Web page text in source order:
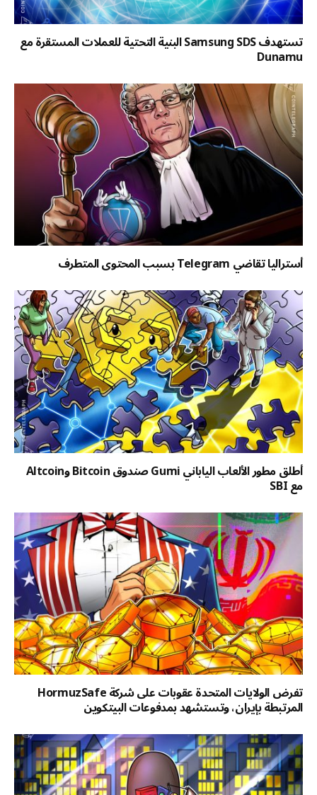
تستهدف Samsung SDS البنية التحتية للعملات المستقرة مع
Dunamu
أستراليا تقاضي Telegram بسبب المحتوى المتطرف
أطلق مطور الألعاب الياباني Gumi صندوق Bitcoin وAltcoin
مع SBI
تفرض الولايات المتحدة عقوبات على شركة HormuzSafe
المرتبطة بإيران، وتستشهد بمدفوعات البيتكوين